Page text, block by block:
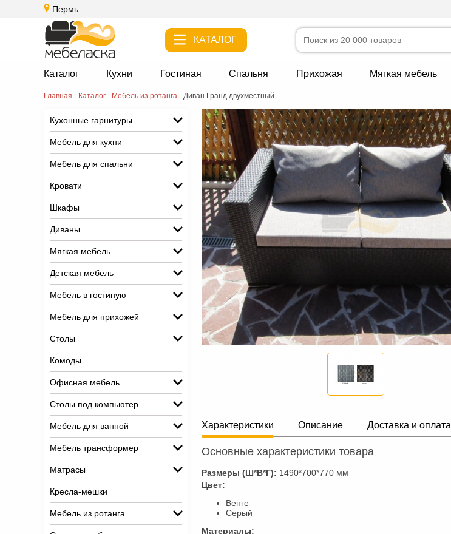
Пермь
КАТАЛОГ
Каталог Кухни Гостиная Спальня Прихожая Мягкая мебель
Главная - Каталог - Мебель из ротанга - Диван Гранд двухместный
Кухонные гарнитуры
Мебель для кухни
Мебель для спальни
Кровати
Шкафы
Диваны
Мягкая мебель
Детская мебель
Мебель в гостиную
Мебель для прихожей
Столы
Комоды
Офисная мебель
Столы под компьютер
Мебель для ванной
Мебель трансформер
Матрасы
Кресла-мешки
Мебель из ротанга
Характеристики Описание Доставка и оплата
Основные характеристики товара
Размеры (Ш*В*Г): 1490*700*770 мм
Цвет:
Венге
Серый
Материалы: